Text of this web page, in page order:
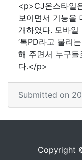
<p>CJ온스타일
보이면서 기능을
개하였다. 모바
‘톡PD라고 불리
해 주면서 누구
다.</p>
Submitted on
Copyright